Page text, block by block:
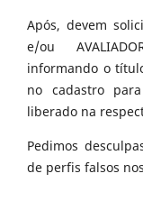
Após, devem
e/ou
informando o
no cadastro
liberado na
Pedimos
de perfis falsos